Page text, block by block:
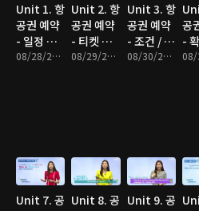
Unit 1. 항
공권 예약
- 일정 확
인
08/28/2017 • 9분
Unit 2. 항
공권 예약
- 티켓 고
르기
08/29/2017 • 10분
Unit 3. 항
공권 예약
- 조건 / 조
항
08/30/2017 • 10분
공
-
경
Unit 7. 공 Unit 8. 공 Unit 9. 공